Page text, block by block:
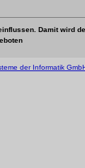
Damit wird
der Informatik